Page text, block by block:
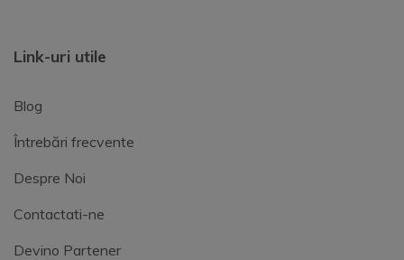
Link-uri utile
Blog
Întrebări frecvente
Despre Noi
Contactati-ne
Devino Partener